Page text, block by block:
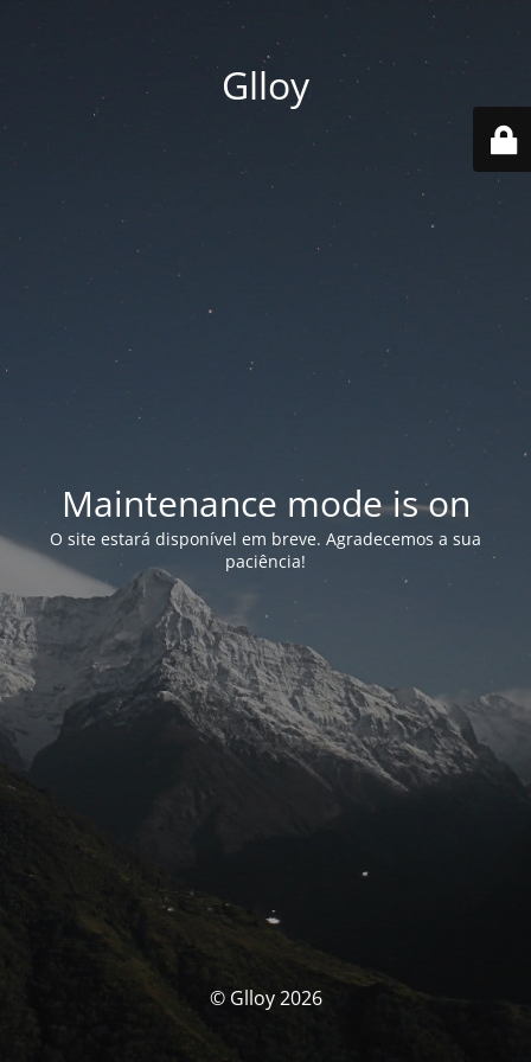
Glloy
Maintenance mode is on
O site estará disponível em breve. Agradecemos a sua
paciência!
© Glloy 2026